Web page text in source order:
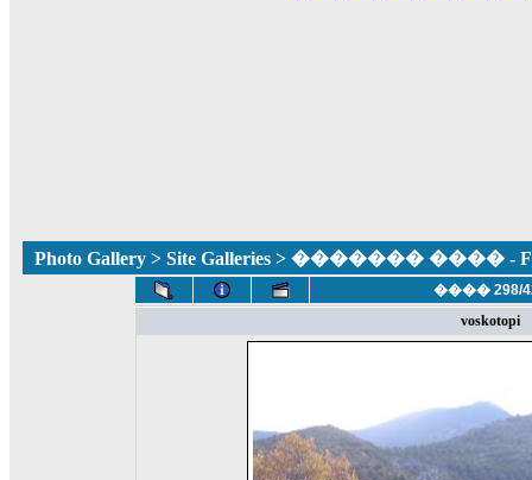
Photo Gallery > Site Galleries > ������� ���� -
���� 298/
voskotopi